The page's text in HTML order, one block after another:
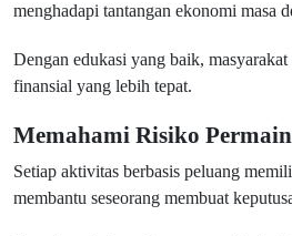
menghadapi tantangan ekonomi masa
Dengan edukasi yang baik,
finansial yang lebih tepat.
Memahami Risiko
Setiap aktivitas berbasis peluang
membantu seseorang membuat